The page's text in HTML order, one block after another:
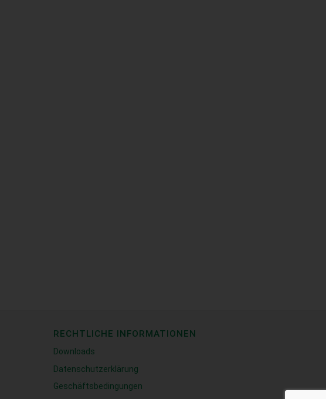
RECHTLICHE INFORMATIONEN
Downloads
Datenschutzerklärung
Geschäftsbedingungen